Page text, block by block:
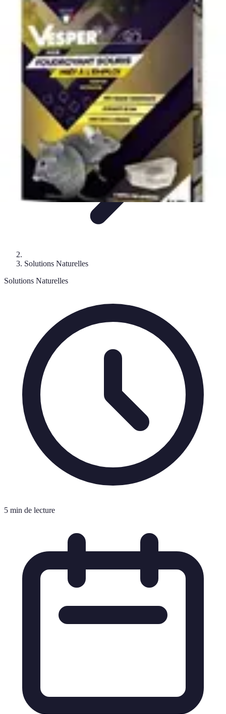
Solutions Insomnie
Méthodes NaturellesPratiques de Méditation
Méditation et
Relaxation Plantes MédicinalesComprendre l'Insomnie
Solutions Insomnie
Solutions Naturelles
Solutions Naturelles
5 min de lecture